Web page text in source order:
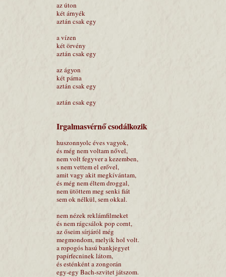
az úton
két árnyék
aztán csak egy
a vízen
két örvény
aztán csak egy
az ágyon
két párna
aztán csak egy
aztán csak egy
Irgalmasvérnő csodálkozik
huszonnyolc éves vagyok,
és még nem voltam nővel,
nem volt fegyver a kezemben,
s nem vettem el erővel,
amit vagy akit megkívántam,
és még nem éltem droggal,
nem ütöttem meg senki fiát
sem ok nélkül, sem okkal.
nem nézek reklámfilmeket
és nem rágcsálok pop cornt,
az őseim sírjáról még
megmondom, melyik hol volt.
a ropogós hasú bankjegyet
papírfecninek látom,
és esténként a zongorán
egy-egy Bach-szvitet játszom.